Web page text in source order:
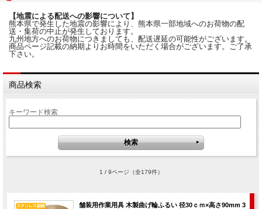
【地震による配送への影響について】
熊本県で発生した地震の影響により、熊本県一部地域へのお荷物の配
送・集荷の中止が発生しております。
九州地方へのお荷物につきましても、配送遅延の可能性がございます。
商品ページ記載の納期よりお時間をいただく場合がございます。ご了承
下さい。
商品検索
キーワード検索
1 / 9ページ（全179件）
舗装用作業用具 木製曲げ輪ふるい 径30ｃｍ×高さ90mm 3